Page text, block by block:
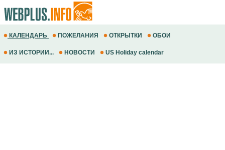
КАЛЕНДАРЬ ПОЖЕЛАНИЯ ОТКРЫТКИ ОБОИ
ИЗ ИСТОРИИ... НОВОСТИ US Holiday calendar